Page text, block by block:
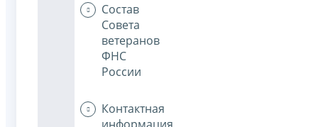
Состав
Совета
ветеранов
ФНС
России
Контактная